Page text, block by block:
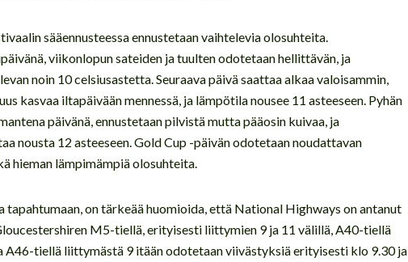
sääennusteessa ennustetaan vaihtelevia olosuhteita.
viikonlopun sateiden ja tuulten odotetaan hellittävän, ja
noin 10 celsiusastetta. Seuraava päivä saattaa alkaa valoisammin,
kasvaa iltapäivään mennessä, ja lämpötila nousee 11 asteeseen. Pyhän
päivänä, ennustetaan pilvistä mutta pääosin kuivaa, ja
nousta 12 asteeseen. Gold Cup -päivän odotetaan noudattavan
hieman lämpimämpiä olosuhteita.
tapahtumaan, on tärkeää huomioida, että National Highways on antanut
M5-tiellä, erityisesti liittymien 9 ja 11 välillä, A40-tiellä
A46-tiellä liittymästä 9 itään odotetaan viivästyksiä erityisesti klo 9.30 ja